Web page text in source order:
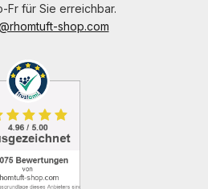
Fr für Sie erreichbar.
shop.com